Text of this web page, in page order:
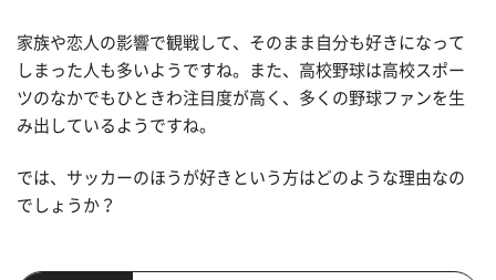
家族や恋人の影響で観戦して、そのまま自分も好きになって
しまった人も多いようですね。また、高校野球は高校スポー
ツのなかでもひときわ注目度が高く、多くの野球ファンを生
み出しているようですね。
では、サッカーのほうが好きという方はどのような理由なの
でしょうか？